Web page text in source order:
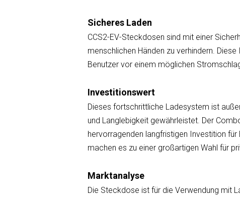
Sicheres Laden
CCS2-EV-Steckdosen sind mit einer
menschlichen Händen zu verhindern.
Benutzer vor einem möglichen
Investitionswert
Dieses fortschrittliche Ladesystem ist
und Langlebigkeit gewährleistet. Der
hervorragenden langfristigen Investition
machen es zu einer großartigen Wahl für
Marktanalyse
Die Steckdose ist für die Verwendung mit